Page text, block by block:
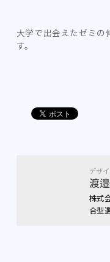
大学で出会えたゼミの
す。
デザ
渡
株式
合型